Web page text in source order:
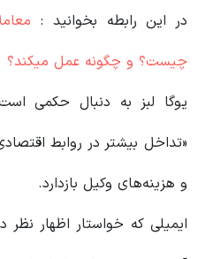
در این رابطه بخوانید‌ :
چیست؟ و چگونه عمل میکند؟
یوگا لبز به دنبال حکمی
«تداخل بیشتر در روابط
و هزینه‌های وکیل بازدارد.
ایمیلی که خواستار اظهار